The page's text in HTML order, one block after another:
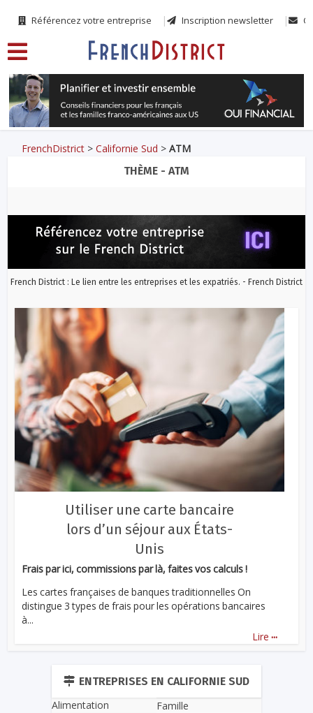
Référencez votre entreprise Inscription newsletter
FrenchDistrict >Californie Sud >ATM
THÈME - ATM
French District : Le lien entre les entreprises et les expatriés. - French District
Utiliser une carte bancaire
lors d’un séjour aux États-
Unis
Frais par ici, commissions par là, faites vos calculs !
Les cartes françaises de banques traditionnelles On
distingue 3 types de frais pour les opérations bancaires
à...
Lire ...
ENTREPRISES EN CALIFORNIE SUD
Alimentation
Famille